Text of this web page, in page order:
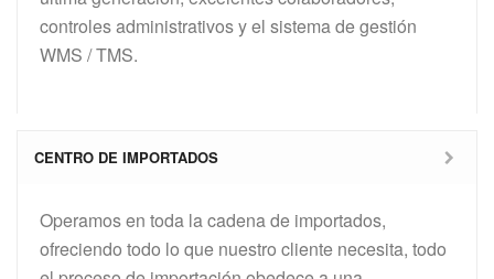
controles administrativos y el sistema de gestión
WMS / TMS.
CENTRO DE IMPORTADOS
Operamos en toda la cadena de importados,
ofreciendo todo lo que nuestro cliente necesita, todo